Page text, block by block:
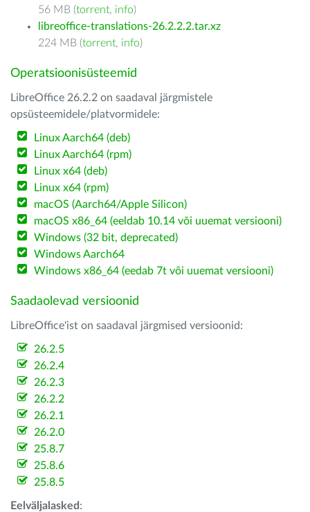
56 MB (torrent, info)
libreoffice-translations-26.2.2.2.tar.xz
224 MB (torrent, info)
Operatsioonisüsteemid
LibreOffice 26.2.2 on saadaval järgmistele
opsüsteemidele/platvormidele:
Linux Aarch64 (deb)
Linux Aarch64 (rpm)
Linux x64 (deb)
Linux x64 (rpm)
macOS (Aarch64/Apple Silicon)
macOS x86_64 (eeldab 10.14 või uuemat versiooni)
Windows (32 bit, deprecated)
Windows Aarch64
Windows x86_64 (eedab 7t või uuemat versiooni)
Saadaolevad versioonid
LibreOffice'ist on saadaval järgmised versioonid:
26.2.5
26.2.4
26.2.3
26.2.2
26.2.1
26.2.0
25.8.7
25.8.6
25.8.5
Eelväljalasked :